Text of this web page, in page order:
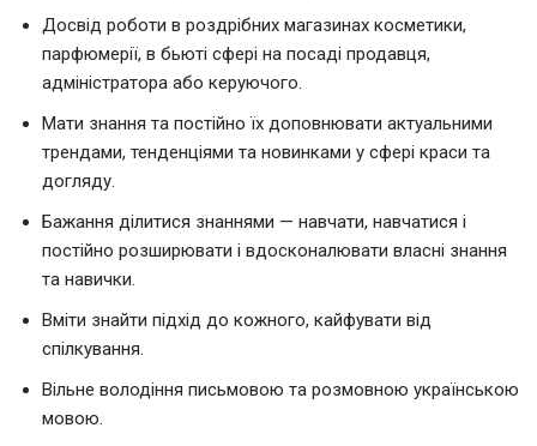
Досвід роботи в роздрібних магазинах косметики,
парфюмерії, в бьюті сфері на посаді продавця,
адміністратора або керуючого.
Мати знання та постійно їх доповнювати актуальними
трендами, тенденціями та новинками у сфері краси та
догляду.
Бажання ділитися знаннями — навчати, навчатися і
постійно розширювати і вдосконалювати власні знання
та навички.
Вміти знайти підхід до кожного, кайфувати від
спілкування.
Вільне володіння письмовою та розмовною українською
мовою.